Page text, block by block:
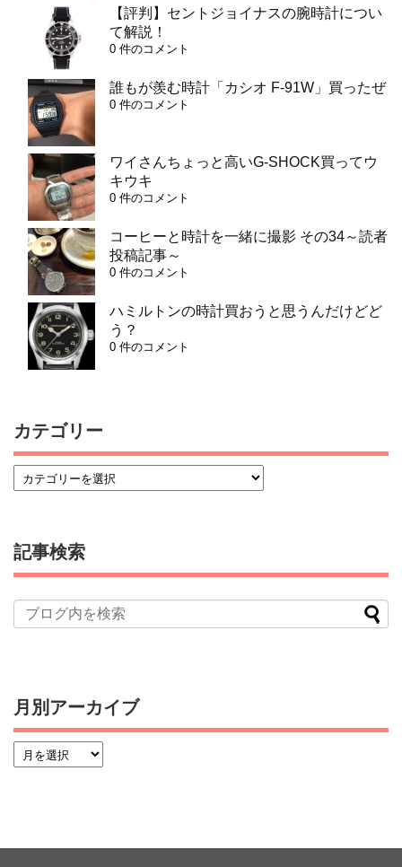
【評判】セントジョイナスの腕時計につい
て解説！
0 件のコメント
誰もが羨む時計「カシオ F-91W」買ったぜ
0 件のコメント
ワイさんちょっと高いG-SHOCK買ってウ
キウキ
0 件のコメント
コーヒーと時計を一緒に撮影 その34～読者
投稿記事～
0 件のコメント
ハミルトンの時計買おうと思うんだけどど
う？
0 件のコメント
カテゴリー
記事検索
月別アーカイブ